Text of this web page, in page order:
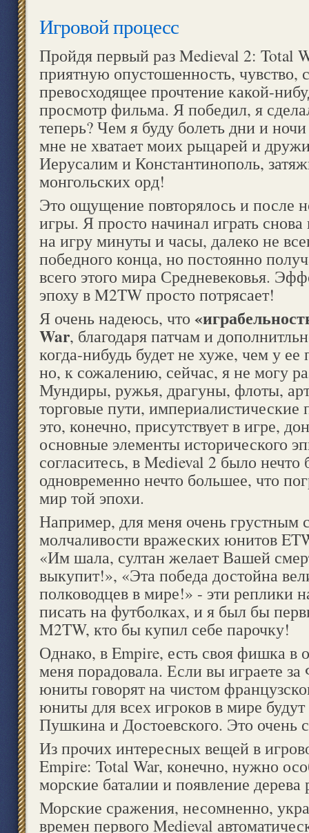
Игровой процесс
Пройдя первый раз Medieval 2: Total
приятную опустошенность, чувство,
превосходящее прочтение какой-
просмотр фильма. Я победил, я
теперь? Чем я буду болеть дни и
мне не хватает моих рыцарей и
Иерусалим и Константинополь,
монгольских орд!
Это ощущение повторялось и после
игры. Я просто начинал играть
на игру минуты и часы, далеко не
победного конца, но постоянно
всего этого мира Средневековья.
эпоху в M2TW просто потрясает!
Я очень надеюсь, что
War, благодаря патчам и
когда-нибудь будет не хуже, чем у
но, к сожалению, сейчас, я не могу
Мундиры, ружья, драгуны, флоты,
торговые пути, империалистические
это, конечно, присутствует в игре,
основные элементы исторического
согласитесь, в Medieval 2 было нечто
одновременно нечто большее, что
мир той эпохи.
Например, для меня очень грустным
молчаливости вражеских юнитов
«Им шала, султан желает Вашей
выкупит!», «Эта победа достойна
полководцев в мире!» - эти реплики
писать на футболках, и я был бы
M2TW, кто бы купил себе парочку!
Однако, в Empire, есть своя фишка в
меня порадовала. Если вы играете
юниты говорят на чистом
юниты для всех игроков в мире будут
Пушкина и Достоевского. Это очень
Из прочих интересных вещей в
Empire: Total War, конечно, нужно
морские баталии и появление дерева
Морские сражения, несомненно,
времен первого Medieval